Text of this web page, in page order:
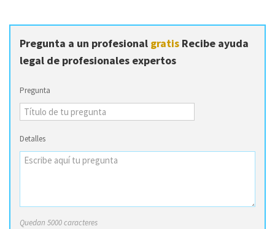
Pregunta a un profesional gratis Recibe ayuda
legal de profesionales expertos
Pregunta
Detalles
Quedan 5000 caracteres